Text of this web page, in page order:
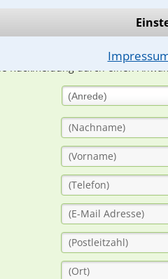
schildern. Anschließend
Rückmeldung durch einen
(Anrede)